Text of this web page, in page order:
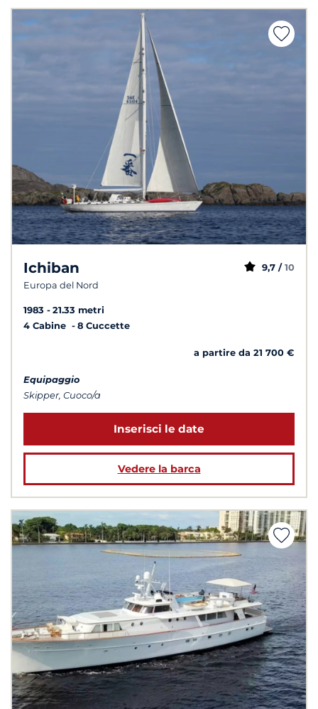
Ichiban
Europa del Nord
9,7 / 10
1983
21.33 metri
4 Cabine
8 Cuccette
a partire da 21 700 €
Equipaggio
Skipper, Cuoco/a
Inserisci le date
Vedere la barca